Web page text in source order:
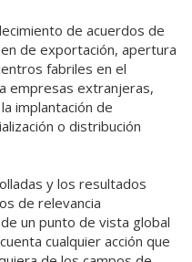
de acuerdos de
de exportación, apertura
fabriles en el
empresas extranjeras,
implantación de
o distribución
y los resultados
de relevancia
un punto de vista global
cualquier acción que